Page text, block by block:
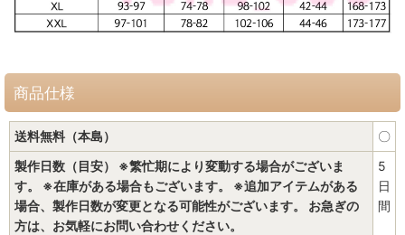
商品仕様
送料無料（本島）
〇
製作日数（目安） ※繁忙期により変動する場合がございま
す。 ※在庫がある場合もございます。 ※追加アイテムがある
場合、製作日数が変更となる可能性がございます。 お急ぎの
方は、お気軽にお問い合わせください。
5
日
間